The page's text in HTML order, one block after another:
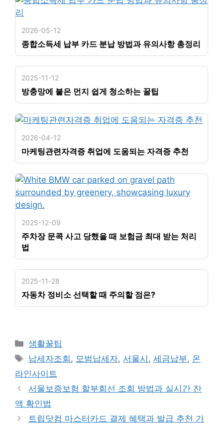
2026-05-12
종합소득세 납부 카드 분납 방법과 유의사항 총정리
2025-11-12
방충망에 붙은 먼지 쉽게 청소하는 꿀팁
2026-04-12
마케팅관련자격증 취업에 도움되는 자격증 추천
2025-12-09
주차장 문콕 사고 당했을 때 보험금 최대 받는 처리
법
2025-11-28
자동차 정비소 선택할 때 주의할 점은?
카
테
리
생활꿀팁
태
그
납세자조회 , 모범납세자, 서울시 ,세금납부, 온
라인사이트
서울보증보험 할부회선 조회 방법과 실시간 잔
액 확인법
트립닷컴 마스터카드 결제 혜택과 발급 추천 가